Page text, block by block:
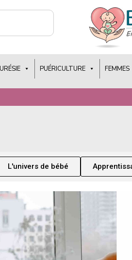
PUÉRICULTURE FEMMES
L'univers de bébé